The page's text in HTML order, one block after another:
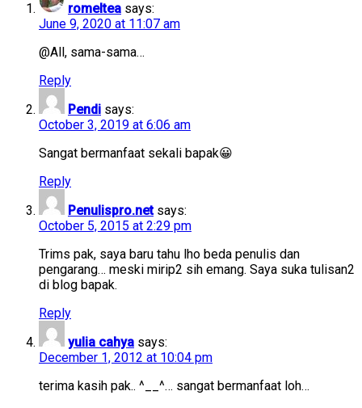
romeltea says:
June 9, 2020 at 11:07 am
@All, sama-sama…
Reply
Pendi says:
October 3, 2019 at 6:06 am
Sangat bermanfaat sekali bapak😀
Reply
Penulispro.net says:
October 5, 2015 at 2:29 pm
Trims pak, saya baru tahu lho beda penulis dan
pengarang… meski mirip2 sih emang. Saya suka tulisan2
di blog bapak.
Reply
yulia cahya says:
December 1, 2012 at 10:04 pm
terima kasih pak.. ^__^… sangat bermanfaat loh…